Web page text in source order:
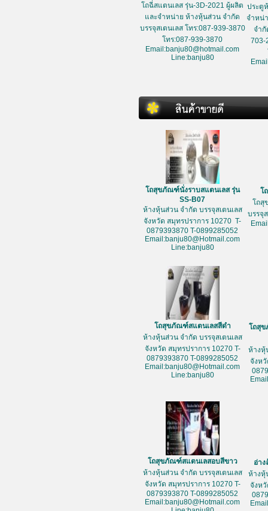
โถฉี่สแตนเลส รุ่น-3D-2021 ผู้ผลิต
และจำหน่าย ห้างหุ้นส่วน จำกัด
บรรจุสเตนเลส โทร:087-939-3870
โทร:087-939-3870
Email:banju80@hotmail.com
Line:banju80
ประตู
จำหน่
จำกั
703-
โถสุขภัณฑ์นั่งราบสแตนเลส รุ่น
SS-B07
ห้างหุ้นส่วน จำกัด บรรจุสเตนเลส
จังหวัด สมุทรปราการ 10270 T-
0879393870 T-0899285052
Email:banju80@Hotmail.com
Line:banju80
โ
โถสุ
บรรจุ
โถสุขภัณฑ์สแตนเลสสีดำ
ห้างหุ้นส่วน จำกัด บรรจุสเตนเลส
จังหวัด สมุทรปราการ 10270 T-
0879393870 T-0899285052
Email:banju80@Hotmail.com
Line:banju80
โถสุ
ห้างหุ้
จังห
โถสุขภัณฑ์สแตนเลสอบสีขาว
ห้างหุ้นส่วน จำกัด บรรจุสเตนเลส
จังหวัด สมุทรปราการ 10270 T-
0879393870 T-0899285052
Email:banju80@Hotmail.com
อ่า
ห้างหุ้
จังห